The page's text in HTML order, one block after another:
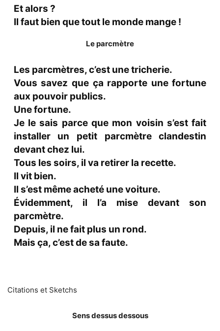
Et alors ?
Il faut bien que tout le monde mange !
Le parcmètre
Les parcmètres, c’est une tricherie.
Vous savez que ça rapporte une fortune
aux pouvoir publics.
Une fortune.
Je le sais parce que mon voisin s’est fait
installer un petit parcmètre clandestin
devant chez lui.
Tous les soirs, il va retirer la recette.
Il vit bien.
Il s’est même acheté une voiture.
Évidemment, il l’a mise devant son
parcmètre.
Depuis, il ne fait plus un rond.
Mais ça, c’est de sa faute.
Citations et Sketchs
Sens dessus dessous